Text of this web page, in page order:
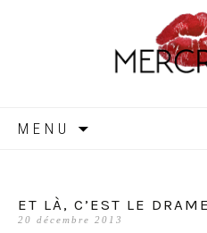
MENU
ET LÀ, C’EST LE
20 décembre 2013